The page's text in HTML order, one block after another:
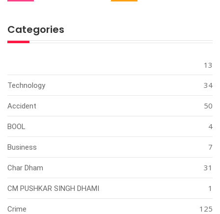
Categories
13
Technology 34
Accident 50
BOOL 4
Business 7
Char Dham 31
CM PUSHKAR SINGH DHAMI 1
Crime 125